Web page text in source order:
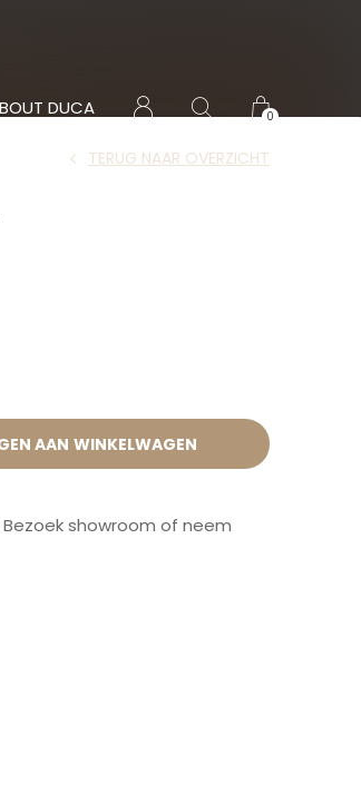
DUCA 0
TERUG NAAR OVERZICHT
AAN WINKELWAGEN
Bezoek showroom of neem